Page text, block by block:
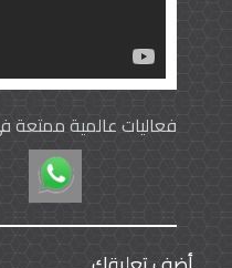
فعاليات عالمية ممتعة